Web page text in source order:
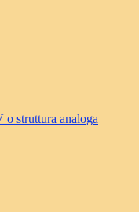
struttura analoga